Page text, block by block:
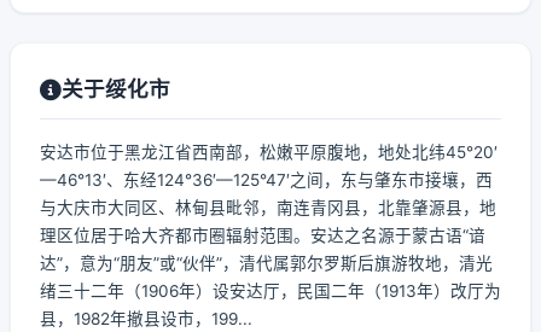
关于绥化市
安达市位于黑龙江省西南部，松嫩平原腹地，地处北纬45°20′
—46°13′、东经124°36′—125°47′之间，东与肇东市接壤，西
与大庆市大同区、林甸县毗邻，南连青冈县，北靠肇源县，地
理区位居于哈大齐都市圈辐射范围。安达之名源于蒙古语“谙
达”，意为“朋友”或“伙伴”，清代属郭尔罗斯后旗游牧地，清光
绪三十二年（1906年）设安达厅，民国二年（1913年）改厅为
县，1982年撤县设市，199...